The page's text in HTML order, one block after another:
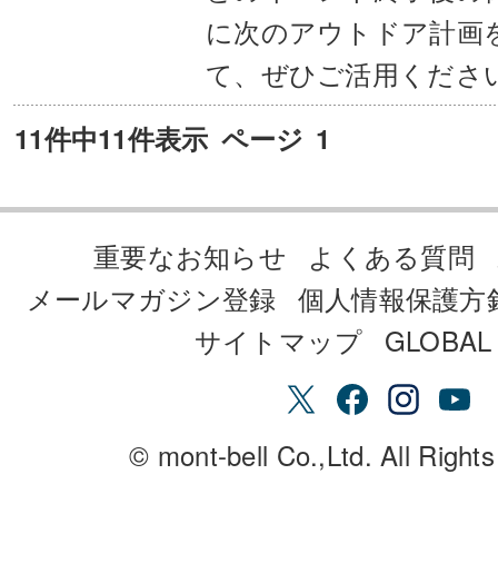
に次のアウトドア計画
て、ぜひご活用くださ
11件中11件表示 ページ 1
重要なお知らせ よくある質問
メールマガジン登録 個人情報保護方
サイトマップ
© mont-bell Co.,Ltd. All